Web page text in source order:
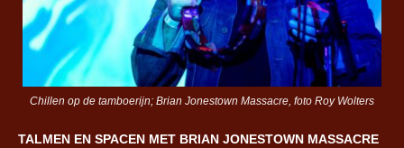
Chillen op de tamboerijn; Brian Jonestown Massacre, foto Roy Wolters
TALMEN EN SPACEN MET BRIAN JONESTOWN MASSACRE